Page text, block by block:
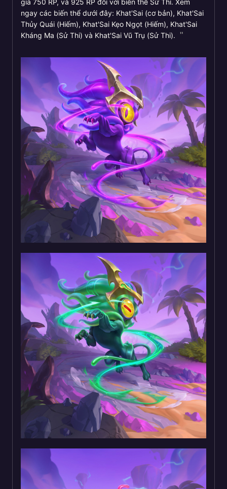
giá 750 RP, và 925 RP đối với biến thể Sử Thi. Xem
ngay các biến thể dưới đây: Khat'Sai (cơ bản), Khat'Sai
Thủy Quái (Hiếm), Khat'Sai Kẹo Ngọt (Hiếm), Khat'Sai
Kháng Ma (Sử Thi) và Khat'Sai Vũ Trụ (Sử Thi).